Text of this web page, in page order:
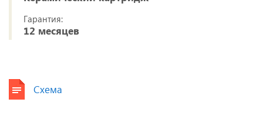
Гарантия:
12 месяцев
Схема